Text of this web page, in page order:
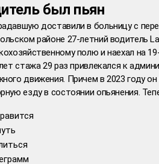
был пьян
доставили в больницу с
районе 27-летний водитель
полю и наехал на
стажа 29 раз привлекался к
движения. Причем в 2023 году
езду в состоянии опьянения.